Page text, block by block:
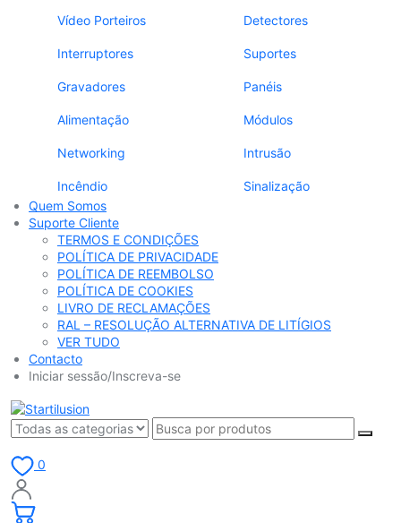
Vídeo Porteiros Detectores
Interruptores Suportes
Gravadores Panéis
Alimentação Módulos
Networking Intrusão
Incêndio
Sinalização
Quem Somos
Suporte Cliente
TERMOS E CONDIÇÕES
POLÍTICA DE PRIVACIDADE
POLÍTICA DE REEMBOLSO
POLÍTICA DE COOKIES
LIVRO DE RECLAMAÇÕES
RAL – RESOLUÇÃO ALTERNATIVA DE LITÍGIOS
VER TUDO
Contacto
Iniciar sessão/Inscreva-se
0